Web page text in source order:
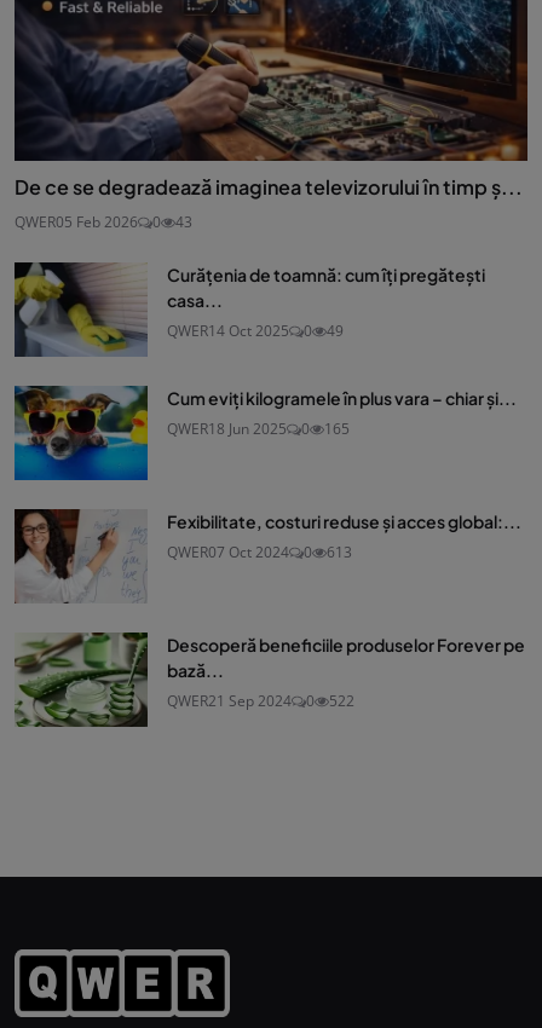
De ce se degradează imaginea televizorului în timp ș...
QWER05 Feb 2026 0 43
Curățenia de toamnă: cum îți pregătești
casa...
QWER14 Oct 2025 0 49
Cum eviți kilogramele în plus vara – chiar și...
QWER18 Jun 2025 0 165
Fexibilitate, costuri reduse și acces global:...
QWER07 Oct 2024 0 613
Descoperă beneficiile produselor Forever pe
bază...
QWER21 Sep 2024 0 522